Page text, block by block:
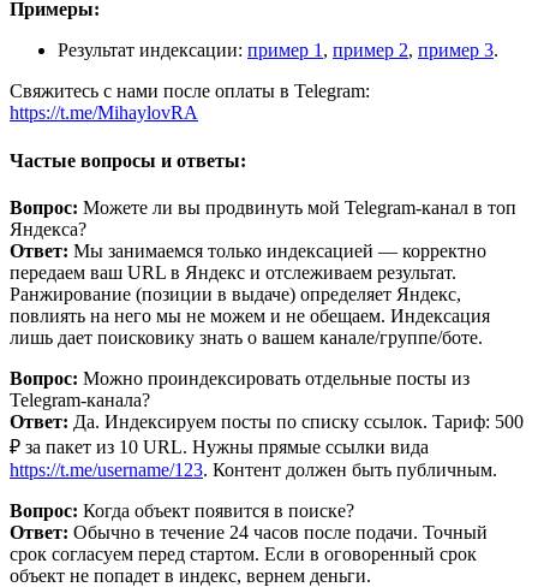
Примеры:
Результат индексации: пример 1, пример 2, пример 3.
Свяжитесь с нами после оплаты в Telegram:
https://t.me/MihaylovRA
Частые вопросы и ответы:
Вопрос: Можете ли вы продвинуть мой Telegram‑канал в топ
Яндекса?
Ответ: Мы занимаемся только индексацией — корректно
передаем ваш URL в Яндекс и отслеживаем результат.
Ранжирование (позиции в выдаче) определяет Яндекс,
повлиять на него мы не можем и не обещаем. Индексация
лишь дает поисковику знать о вашем канале/группе/боте.
Вопрос: Можно проиндексировать отдельные посты из
Telegram‑канала?
Ответ: Да. Индексируем посты по списку ссылок. Тариф: 500
₽ за пакет из 10 URL. Нужны прямые ссылки вида
https://t.me/username/123. Контент должен быть публичным.
Вопрос: Когда объект появится в поиске?
Ответ: Обычно в течение 24 часов после подачи. Точный
срок согласуем перед стартом. Если в оговоренный срок
объект не попадет в индекс, вернем деньги.